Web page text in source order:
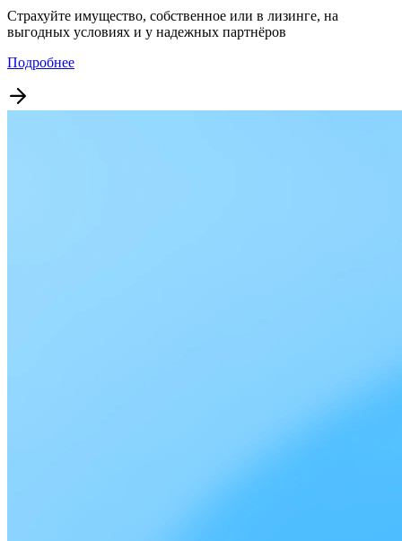
Страхуйте имущество, собственное или в лизинге, на
выгодных условиях и у надежных партнёров
Подробнее